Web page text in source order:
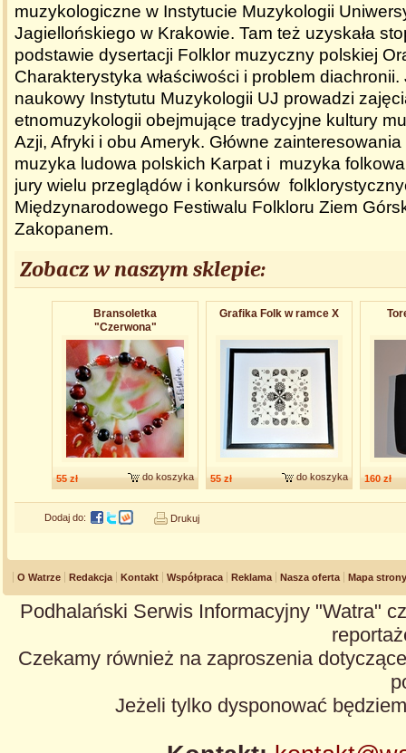
muzykologiczne w Instytucie Muzykologii
Jagiellońskiego w Krakowie. Tam też uzyskała
podstawie dysertacji Folklor muzyczny polskiej
Charakterystyka właściwości i problem
naukowy Instytutu Muzykologii UJ prowadzi
etnomuzykologii obejmujące tradycyjne kultury
Azji, Afryki i obu Ameryk. Główne
muzyka ludowa polskich Karpat i muzyka
jury wielu przeglądów i konkursów
Międzynarodowego Festiwalu Folkloru Ziem
Zakopanem.
Zobacz w naszym sklepie:
Bransoletka
"Czerwona"
55 zł do koszyka
Grafika Folk w ramce X
55 zł do koszyka 160 zł
Dodaj do: Drukuj
O Watrze Redakcja Kontakt Współpraca Reklama Nasza oferta Mapa strony
Podhalański Serwis Informacyjny "Watra"
Czekamy również na zaproszenia
Jeżeli tylko dysponować